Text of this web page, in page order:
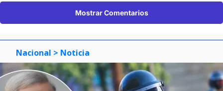
Mostrar Comentarios
Nacional > Noticia